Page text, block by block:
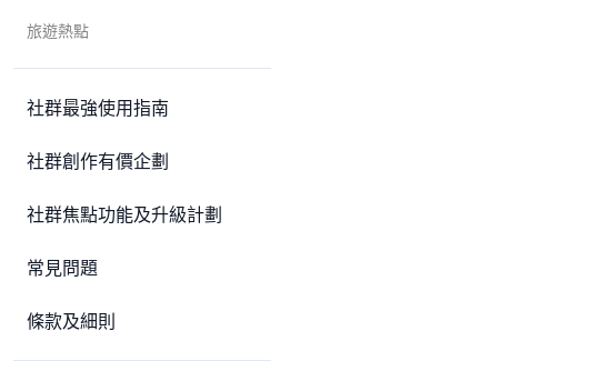
旅遊熱點
社群最強使用指南
社群創作有價企劃
社群焦點功能及升級計劃
常見問題
條款及細則